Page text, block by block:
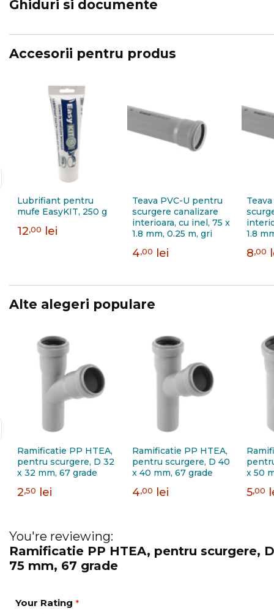
Ghiduri si documente
Accesorii pentru produs
Lubrifiant pentru
mufe EasyKIT, 250 g
12,00 lei
Teava PVC-U pentru
scurgere canalizare
interioara, cu inel, 75 x
1.8 mm, 0.25 m, gri
4,00 lei
1.8
8,00
Alte alegeri populare
Ramificatie PP HTEA,
pentru scurgere, D 32
x 32 mm, 67 grade
2,50 lei
Ramificatie PP HTEA,
pentru scurgere, D 40
x 40 mm, 67 grade
4,00 lei
x 50
5,00
You're reviewing:
Ramificatie PP HTEA, pentru scurgere,
75 mm, 67 grade
Your Rating